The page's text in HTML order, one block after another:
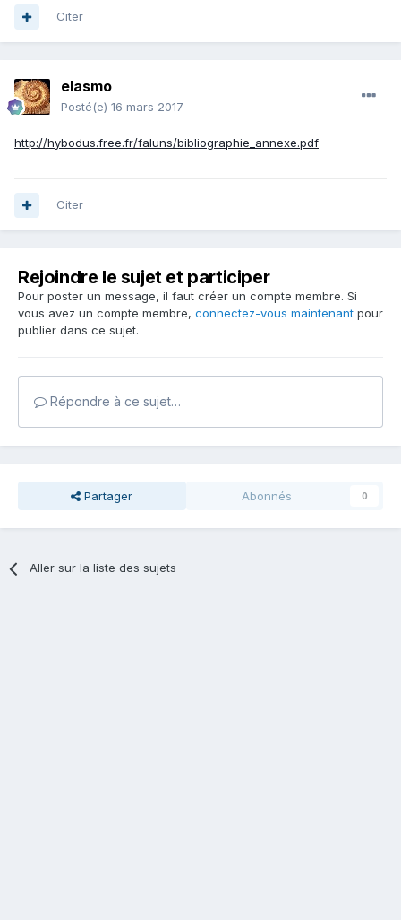
Citer
elasmo
Posté(e) 16 mars 2017
http://hybodus.free.fr/faluns/bibliographie_annexe.pdf
Citer
Rejoindre le sujet et participer
Pour poster un message, il faut créer un compte membre. Si
vous avez un compte membre, connectez-vous maintenant pour
publier dans ce sujet.
Répondre à ce sujet…
Partager Abonnés 0
Aller sur la liste des sujets